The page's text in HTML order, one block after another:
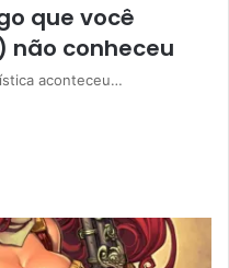
que você
conheceu
aconteceu…